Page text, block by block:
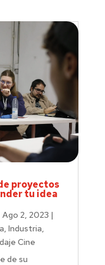
proyectos
tu idea
Ago 2, 2023 |
, Industria,
Cine
de su